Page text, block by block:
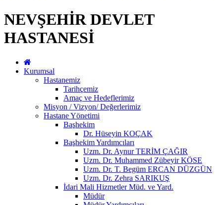
NEVŞEHİR DEVLET
HASTANESİ
Kurumsal
Hastanemiz
Tarihçemiz
Amaç ve Hedeflerimiz
Misyon / Vizyon/ Değerlerimiz
Hastane Yönetimi
Başhekim
Dr. Hüseyin KOÇAK
Başhekim Yardımcıları
Uzm. Dr. Aynur TERİM ÇAĞIR
Uzm. Dr. Muhammed Zübeyir KÖSE
Uzm. Dr. T. Begüm ERCAN DÜZGÜN
Uzm. Dr. Zehra SARIKUŞ
İdari Mali Hizmetler Müd. ve Yard.
Müdür